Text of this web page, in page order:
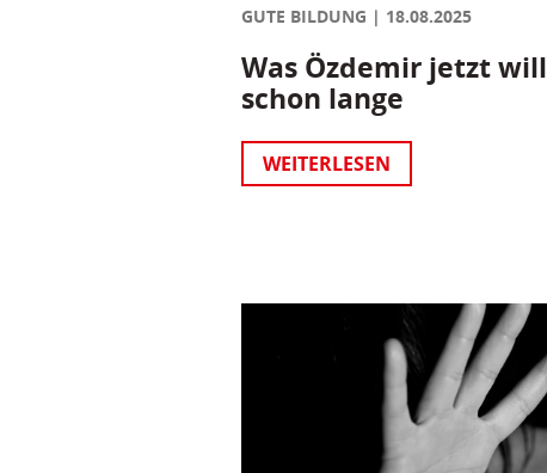
GUTE BILDUNG 18.08.2025
Was Özdemir jetzt
schon lange
WEITERLESEN